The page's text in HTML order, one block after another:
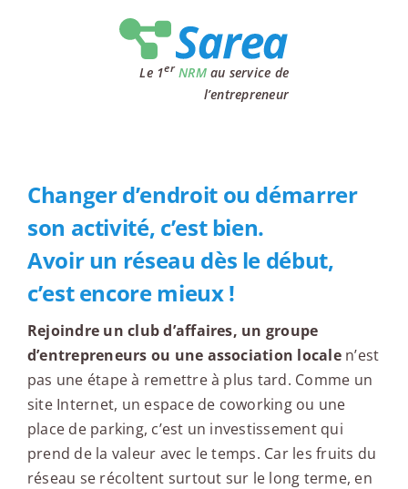
Le 1er NRMau service de
l’entrepreneur
Changer d’endroit ou démarrer
son activité, c’est bien.
Avoir un réseau dès le début,
c’est encore mieux !
Rejoindre un club d’affaires, un groupe
d’entrepreneurs ou une association localen’est
pas une étape à remettre à plus tard. Comme un
site Internet, un espace de coworking ou une
place de parking, c’est un investissement qui
prend de la valeur avec le temps. Car les fruits du
réseau se récoltent surtout sur le long terme, en